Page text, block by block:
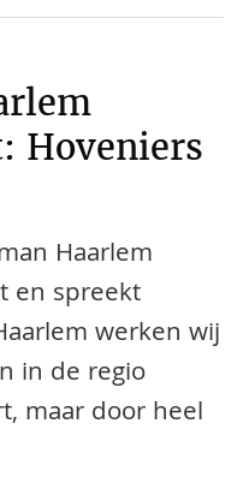
Hoveniers
Haarlem
en spreekt
werken wij
in de regio
maar door heel